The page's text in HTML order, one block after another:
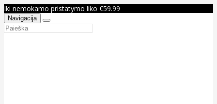
Iki nemokamo pristatymo liko €59.99
Navigacija